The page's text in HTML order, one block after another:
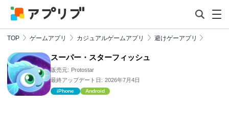
TOP ゲームアプリ カジュアルゲームアプリ 避けゲーアプリ
スーパー・スターフィッシュ
販売元: Protostar
最終アップデート日: 2026年7月4日
iPhone Android